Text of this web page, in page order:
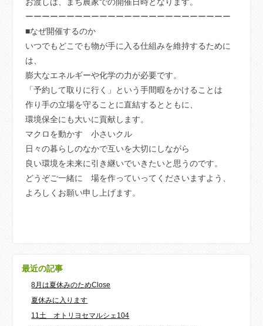
ーーーーーーーーーーーーーーーーーーーーーーーーー
■なぜ開催するのか
いつでもどこでも物が手に入る仕組みを維持するために
は、
膨大なエネルギーや化学の力が必要です。
「予約して取りに行く」という手間暇をかけることは
作り手の立場を守ることに直結するとともに、
環境保全にも大いに貢献します。
マクロを動かす 小さいクル
日々の暮らしのなかで互いを大切にしながら
良い環境を未来に引き継いでいきたいと思うのです。
どうぞご一緒に 場を作っていってくださいますよう、
よろしくお願い申し上げます。
最近の記事
8月は夏休みのためClose
夏休みに入ります
11土 オトリヨセマルシェ104